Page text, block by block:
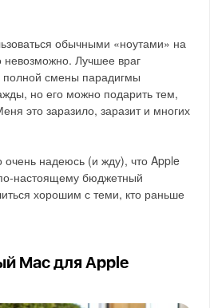
обычными «ноутами» на
невозможно. Лучшее враг
полной смены парадигмы
но его можно подарить тем,
это заразило, заразит и многих
надеюсь (и жду), что Apple
настоящему бюджетный
хорошим с теми, кто раньше
Mac для Apple